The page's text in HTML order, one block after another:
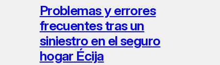
Problemas y errores
frecuentes tras un
siniestro en el seguro
hogar Écija